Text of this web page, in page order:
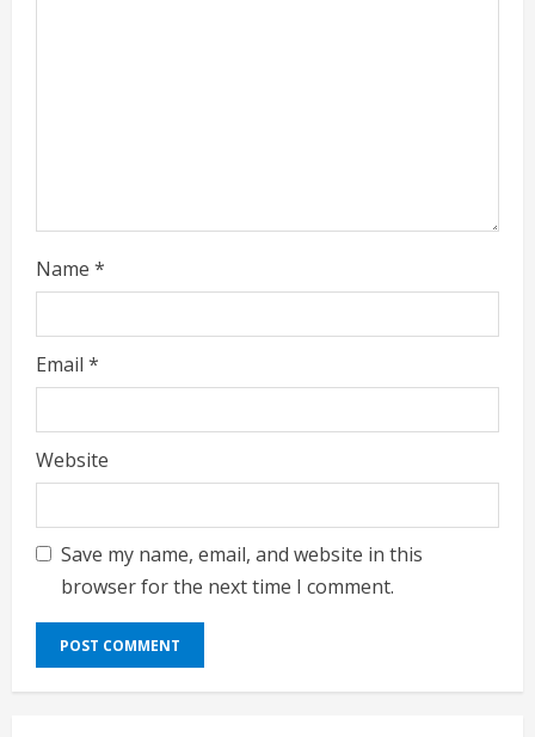
Name *
Email *
Website
Save my name, email, and website in this
browser for the next time I comment.